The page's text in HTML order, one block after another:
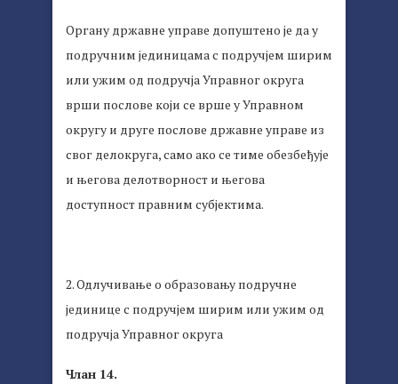
Органу државне управе допуштено је да у
подручним јединицама с подручјем ширим
или ужим од подручја Управног округа
врши послове који се врше у Управном
округу и друге послове државне управе из
свог делокруга, само ако се тиме обезбеђује
и његова делотворност и његова
доступност правним субјектима.
2. Одлучивање о образовању подручне
јединице с подручјем ширим или ужим од
подручја Управног округа
Члан 14.